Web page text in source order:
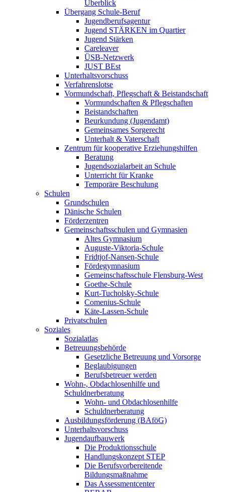
Überblick
Übergang Schule-Beruf
Jugendberufsagentur
Jugend STÄRKEN im Quartier
Jugend Stärken
Careleaver
ÜSB-Netzwerk
JUST BEst
Unterhaltsvorschuss
Verfahrenslotse
Vormundschaft, Pflegschaft & Beistandschaft
Vormundschaften & Pflegschaften
Beistandschaften
Beurkundung (Jugendamt)
Gemeinsames Sorgerecht
Unterhalt & Vaterschaft
Zentrum für kooperative Erziehungshilfen
Beratung
Jugendsozialarbeit an Schule
Unterricht für Kranke
Temporäre Beschulung
Schulen
Grundschulen
Dänische Schulen
Förderzentren
Gemeinschaftsschulen und Gymnasien
Altes Gymnasium
Auguste-Viktoria-Schule
Fridtjof-Nansen-Schule
Fördegymnasium
Gemeinschaftsschule Flensburg-West
Goethe-Schule
Kurt-Tucholsky-Schule
Comenius-Schule
Käte-Lassen-Schule
Privatschulen
Soziales
Sozialatlas
Betreuungsbehörde
Gesetzliche Betreuung und Vorsorge
Beglaubigungen
Berufsbetreuer werden
Wohn-, Obdachlosenhilfe und
Schuldnerberatung
Wohn- und Obdachlosenhilfe
Schuldnerberatung
Ausbildungsförderung (BAföG)
Unterhaltsvorschuss
Jugendaufbauwerk
Die Produktionsschule
Handlungskonzept STEP
Die Berufsvorbereitende
Bildungsmaßnahme
Das Assessmentcenter